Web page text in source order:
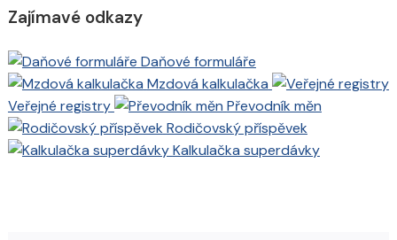
Zajímavé odkazy
Daňové formuláře
Mzdová kalkulačka
Veřejné registry
Převodník měn
Rodičovský příspěvek
Kalkulačka superdávky